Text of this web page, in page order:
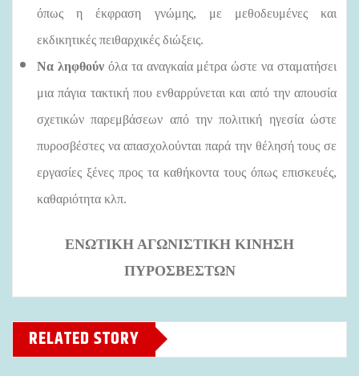
όπως η έκφραση γνώμης, με μεθοδευμένες και
εκδικητικές πειθαρχικές διώξεις.
Να ληφθούνόλα τα αναγκαία μέτρα ώστε να σταματήσει
μια πάγια τακτική που ενθαρρύνεται και από την απουσία
σχετικών παρεμβάσεων από την πολιτική ηγεσία ώστε
πυροσβέστες να απασχολούνται παρά την θέλησή τους σε
εργασίες ξένες προς τα καθήκοντα τους όπως επισκευές,
καθαριότητα κλπ.
ΕΝΩΤΙΚΗ ΑΓΩΝΙΣΤΙΚΗ ΚΙΝΗΣΗ
ΠΥΡΟΣΒΕΣΤΩΝ
RELATED STORY